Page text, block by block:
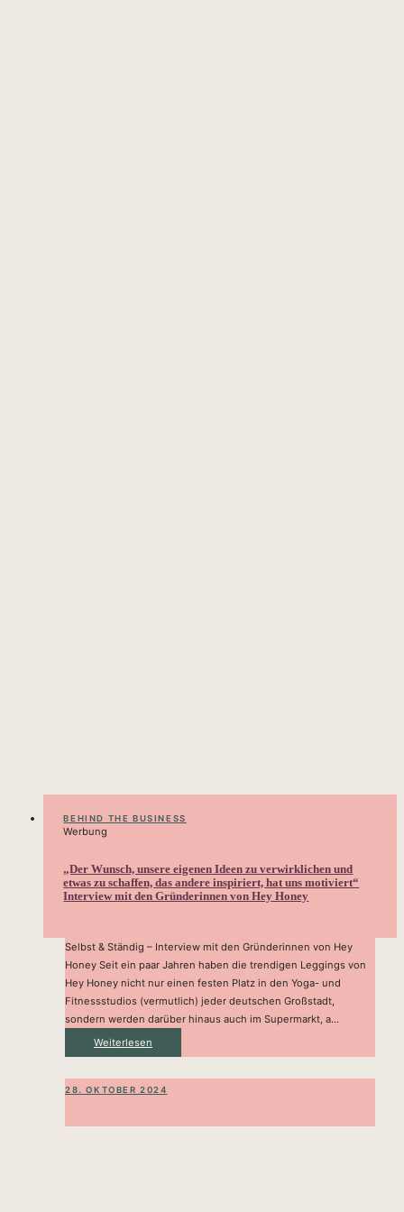
BEHIND THE BUSINESS
Werbung
„Der Wunsch, unsere eigenen Ideen zu verwirklichen und
etwas zu schaffen, das andere inspiriert, hat uns motiviert“
Interview mit den Gründerinnen von Hey Honey
Selbst & Ständig – Interview mit den Gründerinnen von Hey
Honey Seit ein paar Jahren haben die trendigen Leggings von
Hey Honey nicht nur einen festen Platz in den Yoga- und
Fitnessstudios (vermutlich) jeder deutschen Großstadt,
sondern werden darüber hinaus auch im Supermarkt, a...
Weiterlesen
28. OKTOBER 2024